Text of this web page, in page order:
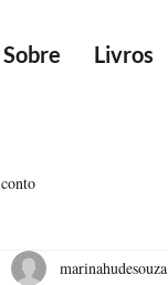
Sobre Livros
conto
marinahudesouza